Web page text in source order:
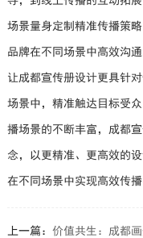
场景量身定制精准传播策
品牌在不同场景中高效沟
让成都宣传册设计更具针
场景中，精准触达目标受
播场景的不断丰富，成都
念，以更精准、更高效的
在不同场景中实现高效传播
上一篇： 价值共生：成都